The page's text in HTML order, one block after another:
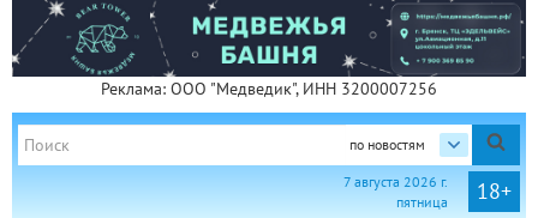
Реклама: ООО "Медведик", ИНН 3200007256
по новостям
18+
7 августа 2026 г.
пятница